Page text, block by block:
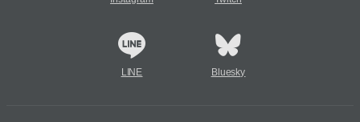
LINE Bluesky